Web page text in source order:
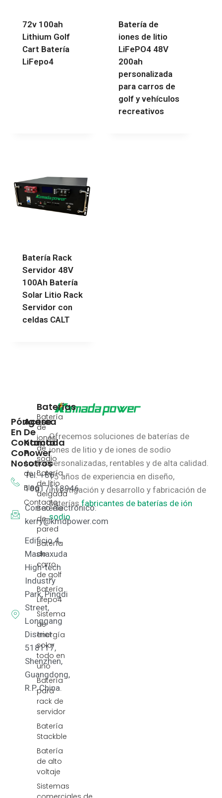
72v 100ah
Lithium Golf
Cart Batería
LiFepo4
Batería de
iones de litio
LiFePO4 48V
200ah
personalizada
para carros de
golf y vehículos
recreativos
Batería Rack
Servidor 48V
100Ah Batería
Solar Litio Rack
Servidor con
celdas CALT
Ofrecemos soluciones de baterías de
iones de litio y de iones de sodio
personalizadas, rentables y de alta calidad.
15 años de experiencia en diseño,
investigación y desarrollo y fabricación de
baterías.fabricantes de baterías de ión
sodio
Baterías
Batería
de
iones
de
sodio
Batería
de litio
delgada
Batería
de
pared
Batería
de
carro
de golf
Batería
Lifepo4
Sistema
de
energía
solar
todo en
uno
Batería
para
rack de
servidor
Batería
Stackble
Batería
de alto
voltaje
Sistemas
Acerca
De
Kamada
Power
Acerca
de
Blog
Contacto
Póngase
En
Contacto
Con
Nosotros
Tel: +86
18617118946
Correo electrónico:
kerry@kmdpower.com
Edificio 4,
Mashaxuda
High-tech
Industry
Park, Pingdi
Street,
Longgang
District
518117,
Shenzhen,
Guangdong,
R.P. China.